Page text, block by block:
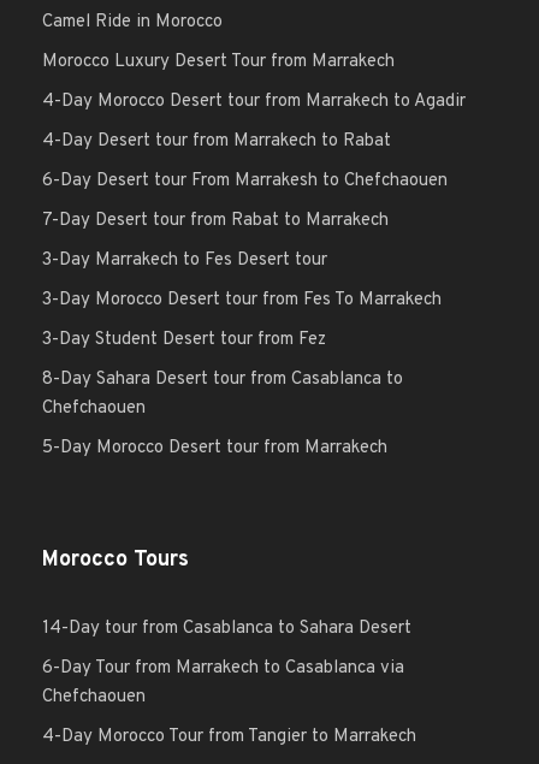
Camel Ride in Morocco
Morocco Luxury Desert Tour from Marrakech
4-Day Morocco Desert tour from Marrakech to Agadir
4-Day Desert tour from Marrakech to Rabat
6-Day Desert tour From Marrakesh to Chefchaouen
7-Day Desert tour from Rabat to Marrakech
3-Day Marrakech to Fes Desert tour
3-Day Morocco Desert tour from Fes To Marrakech
3-Day Student Desert tour from Fez
8-Day Sahara Desert tour from Casablanca to
Chefchaouen
5-Day Morocco Desert tour from Marrakech
Morocco Tours
14-Day tour from Casablanca to Sahara Desert
6-Day Tour from Marrakech to Casablanca via
Chefchaouen
4-Day Morocco Tour from Tangier to Marrakech